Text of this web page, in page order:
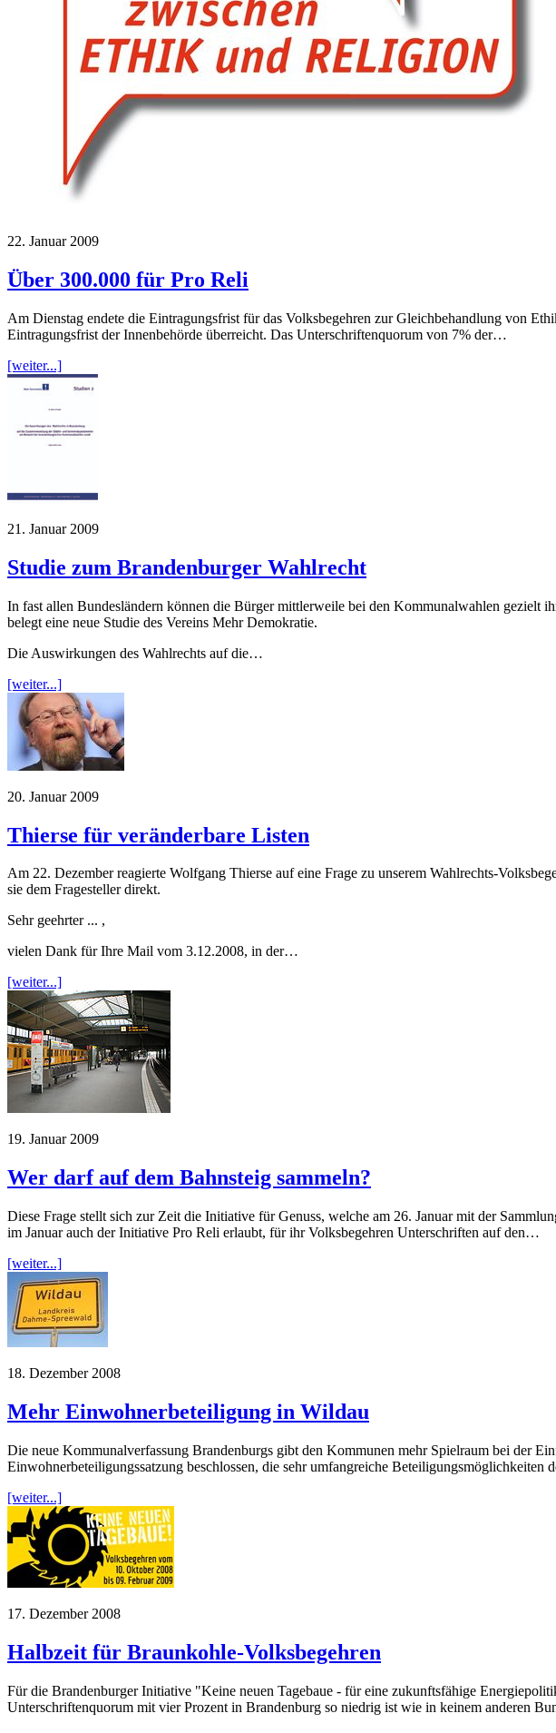
22. Januar 2009
Über 300.000 für Pro Reli
Am Dienstag endete die Eintragungsfrist für das Volksbegehren zur Gleichbehandlung von
Eintragungsfrist der Innenbehörde überreicht. Das Unterschriftenquorum von 7% der…
[weiter...]
21. Januar 2009
Studie zum Brandenburger Wahlrecht
In fast allen Bundesländern können die Bürger mittlerweile bei den Kommunalwahlen gezielt
belegt eine neue Studie des Vereins Mehr Demokratie.
Die Auswirkungen des Wahlrechts auf die…
[weiter...]
20. Januar 2009
Thierse für veränderbare Listen
Am 22. Dezember reagierte Wolfgang Thierse auf eine Frage zu unserem Wahlrechts-
sie dem Fragesteller direkt.
Sehr geehrter ... ,
vielen Dank für Ihre Mail vom 3.12.2008, in der…
[weiter...]
19. Januar 2009
Wer darf auf dem Bahnsteig sammeln?
Diese Frage stellt sich zur Zeit die Initiative für Genuss, welche am 26. Januar mit der
im Januar auch der Initiative Pro Reli erlaubt, für ihr Volksbegehren Unterschriften auf den…
[weiter...]
18. Dezember 2008
Mehr Einwohnerbeteiligung in Wildau
Die neue Kommunalverfassung Brandenburgs gibt den Kommunen mehr Spielraum bei der
Einwohnerbeteiligungssatzung beschlossen, die sehr umfangreiche
[weiter...]
17. Dezember 2008
Halbzeit für Braunkohle-Volksbegehren
Für die Brandenburger Initiative "Keine neuen Tagebaue - für eine zukunftsfähige
Unterschriftenquorum mit vier Prozent in Brandenburg so niedrig ist wie in keinem anderen